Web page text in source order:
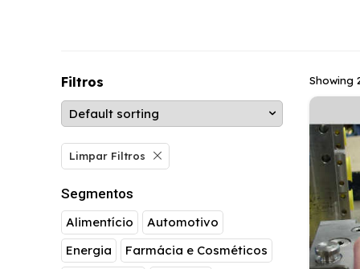
Filtros
Limpar Filtros
Segmentos
Alimentício
Automotivo
Energia
Farmácia e Cosméticos
Showing